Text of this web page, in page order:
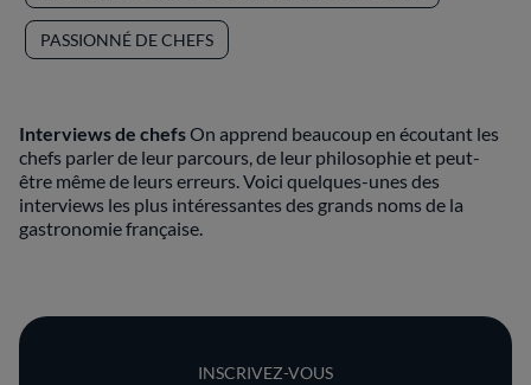
PASSIONNÉ DE CHEFS
Interviews de chefsOn apprend beaucoup en écoutant les
chefs parler de leur parcours, de leur philosophie et peut-
être même de leurs erreurs. Voici quelques-unes des
interviews les plus intéressantes des grands noms de la
gastronomie française.
INSCRIVEZ-VOUS